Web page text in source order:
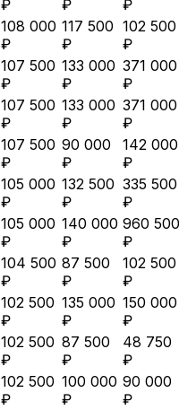
₽ ₽
₽
108 000
₽
117 500
₽
102 500
₽
107 500
₽
133 000
₽
371 000
₽
107 500
₽
133 000
₽
371 000
₽
107 500
₽
90 000
₽
142 000
₽
105 000
₽
132 500
₽
335 500
₽
105 000
₽
140 000
₽
960 500
₽
104 500
₽
87 500
₽
102 500
₽
102 500
₽
135 000
₽
150 000
₽
102 500
₽
87 500
₽
48 750
₽
102 500
₽
100 000
₽
90 000
₽